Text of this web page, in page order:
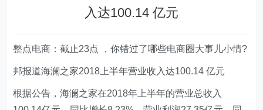
入达100.14 亿元
整点电商：截止23点 ，你错过了哪些电商圈大事儿小情?
邦报道海澜之家2018上半年营业收入达100.14 亿元
根据公告，海澜之家在2018年上半年的营业总收入